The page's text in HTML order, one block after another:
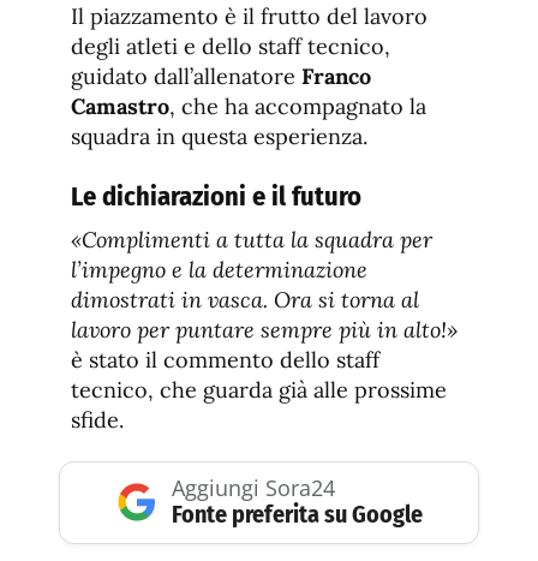
Il piazzamento è il frutto del lavoro
degli atleti e dello staff tecnico,
guidato dall’allenatore Franco
Camastro, che ha accompagnato la
squadra in questa esperienza.
Le dichiarazioni e il futuro
«Complimenti a tutta la squadra per
l’impegno e la determinazione
dimostrati in vasca. Ora si torna al
lavoro per puntare sempre più in alto!»
è stato il commento dello staff
tecnico, che guarda già alle prossime
sfide.
Aggiungi Sora24
Fonte preferita su Google